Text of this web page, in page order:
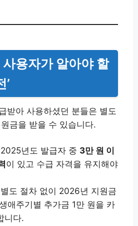
용자가 알아야 할
’
받아 사용하셨던 분들은 별도
금을 받을 수 있습니다.
년도 발급자 중 3만 원 이
이 있고 수급 자격을 유지해야
도 절차 없이 2026년 지원금
애주기별 추가금 1만 원을 카
니다.